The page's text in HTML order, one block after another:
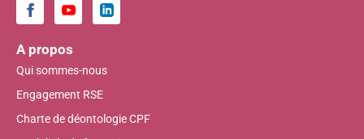
A propos
Qui sommes-nous
Engagement RSE
Charte de déontologie CPF